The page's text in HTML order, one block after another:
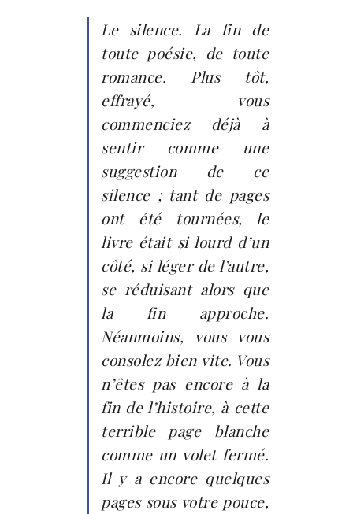
Le silence. La fin de
toute poésie, de toute
romance. Plus tôt,
effrayé, vous
commenciez déjà à
sentir comme une
suggestion de ce
silence ; tant de pages
ont été tournées, le
livre était si lourd d’un
côté, si léger de l’autre,
se réduisant alors que
la fin approche.
Néanmoins, vous vous
consolez bien vite. Vous
n’êtes pas encore à la
fin de l’histoire, à cette
terrible page blanche
comme un volet fermé.
Il y a encore quelques
pages sous votre pouce,